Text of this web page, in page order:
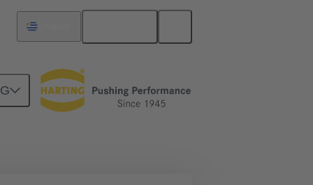
aplicaciones industriales